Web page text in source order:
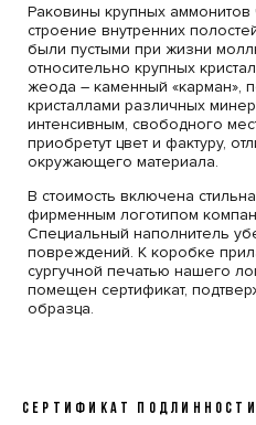
Раковины крупных аммонитов
строение внутренних
были пустыми при жизни
относительно крупных
жеода – каменный «карман»,
кристаллами различных
интенсивным, свободного
приобретут цвет и фактуру,
окружающего материала.
В стоимость включена
фирменным логотипом
Специальный наполнитель
повреждений. К коробке
сургучной печатью нашего
помещен сертификат,
образца.
СЕРТИФИКАТ ПОДЛИННОСТИ